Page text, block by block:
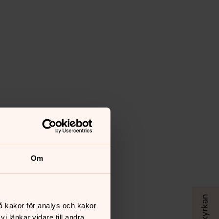
Om
kakor för analys och kakor